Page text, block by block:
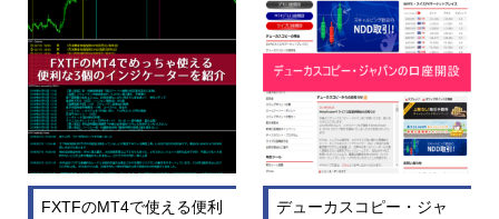
FXTFのMT4で使える便利
デューカスコピー・ジャ